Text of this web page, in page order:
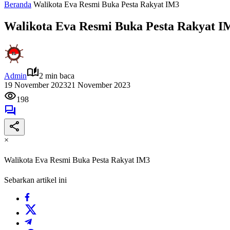
Beranda Walikota Eva Resmi Buka Pesta Rakyat IM3
Walikota Eva Resmi Buka Pesta Rakyat
Admin
2 min baca
19 November 202321 November 2023
198
×
Walikota Eva Resmi Buka Pesta Rakyat IM3
Sebarkan artikel ini